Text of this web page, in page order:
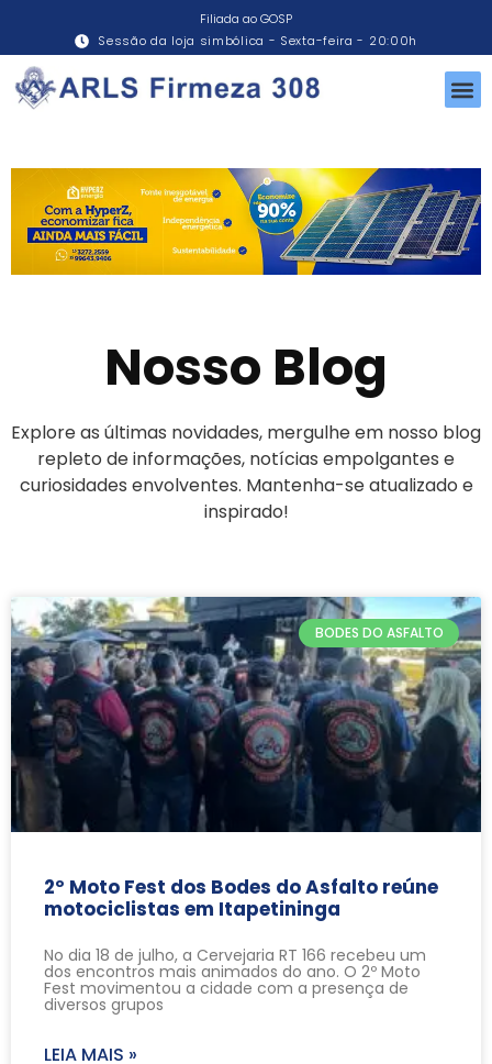
Filiada ao GOSP
Sessão da loja simbólica - Sexta-feira - 20:00h
Nosso Blog
Explore as últimas novidades, mergulhe em nosso blog
repleto de informações, notícias empolgantes e
curiosidades envolventes. Mantenha-se atualizado e
inspirado!
BODES DO ASFALTO
2º Moto Fest dos Bodes do Asfalto reúne
motociclistas em Itapetininga
No dia 18 de julho, a Cervejaria RT 166 recebeu um
dos encontros mais animados do ano. O 2º Moto
Fest movimentou a cidade com a presença de
diversos grupos
LEIA MAIS »